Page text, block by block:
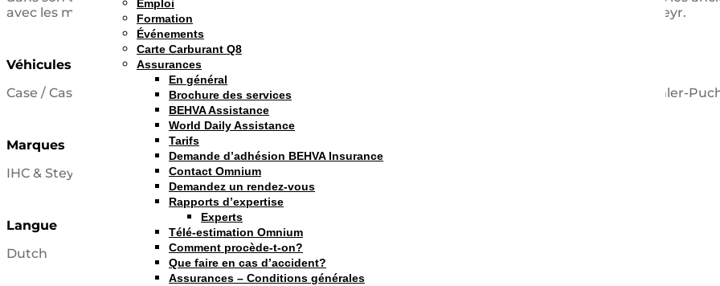
Emploi
Formation
Événements
Carte Carburant Q8
Assurances
En général
Brochure des services
BEHVA Assistance
World Daily Assistance
Tarifs
Demande d’adhésion BEHVA Insurance
Contact Omnium
Demandez un rendez-vous
Rapports d’expertise
Experts
Télé-estimation Omnium
Comment procède-t-on?
Que faire en cas d’accident?
Assurances – Conditions générales
avec les mêmes idées sont des objectifs. L'accent est mis principalement dans les marques IHC et Steyr.
Véhicules
Case / Case-ih / David-Brown / Deering / International Harvester (IH) / McCormick / Steyr / Steyr-Daimler-
Marques
IHC & Steyr
Langue
Dutch